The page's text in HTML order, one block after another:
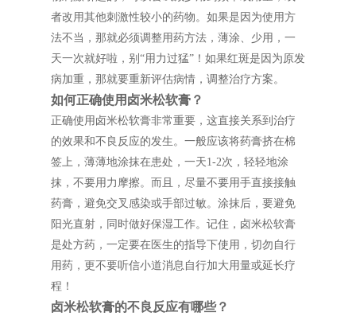
者改用其他刺激性较小的药物。如果是因为使用方
法不当，那就必须调整用药方法，薄涂、少用，一
天一次就好啦，别“用力过猛”！如果红斑是因为原发
病加重，那就要重新评估病情，调整治疗方案。
如何正确使用卤米松软膏？
正确使用卤米松软膏非常重要，这直接关系到治疗
的效果和不良反应的发生。一般应该将药膏挤在棉
签上，薄薄地涂抹在患处，一天1-2次，轻轻地涂
抹，不要用力摩擦。而且，尽量不要用手直接接触
药膏，避免交叉感染或手部过敏。涂抹后，要避免
阳光直射，同时做好保湿工作。记住，卤米松软膏
是处方药，一定要在医生的指导下使用，切勿自行
用药，更不要听信小道消息自行加大用量或延长疗
程！
卤米松软膏的不良反应有哪些？